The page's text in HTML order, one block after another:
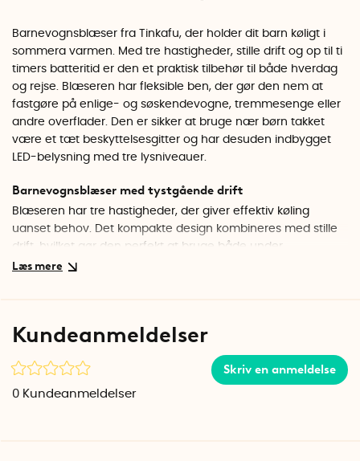
Barnevognsblæser fra Tinkafu, der holder dit barn køligt i
sommera varmen. Med tre hastigheder, stille drift og op til ti
timers batteritid er den et praktisk tilbehør til både hverdag
og rejse. Blæseren har fleksible ben, der gør den nem at
fastgøre på enlige- og søskendevogne, tremmesenge eller
andre overflader. Den er sikker at bruge nær børn takket
være et tæt beskyttelsesgitter og har desuden indbygget
LED-belysning med tre lysniveauer.
Barnevognsblæser med tystgående drift
Blæseren har tre hastigheder, der giver effektiv køling
uanset behov. Det kompakte design kombineres med stille
drift, hvilket gør den perfekt at bruge både under
hvileperioder og om natten - uden at forstyrre.
til 10 timers driftstid på laveste effekt, 4 timer på mellem
niveau og cirka 2,5 timer på højeste effekt. Blæseren
oplades nemt via den medfølgende USB-C-kabel,
kompatibel med både computer, powerbank eller biloplader.
Kundeanmeldelser
Skriv en anmeldelse
0 Kundeanmeldelser